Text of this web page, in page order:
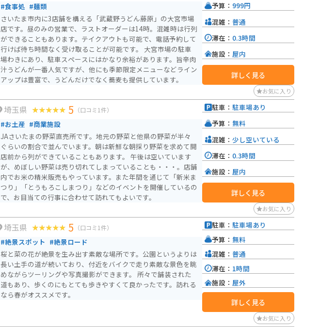
#食事処 #麺類
さいたま市内に3店舗を構える「武蔵野うどん藤原」の大宮市場
店です。昼のみの営業で、ラストオーダーは14時。混雑時は行列
ができることもあります。テイクアウトも可能で、電話予約して
行けば待ち時間なく受け取ることが可能です。 大宮市場の駐車
場わきにあり、駐車スペースにはかなり余裕があります。旨辛肉
汁うどんが一番人気ですが、他にも季節限定メニューなどライン
アップは豊富で、うどんだけでなく蕎麦も提供しています。
予算： 999円
混雑： 普通
滞在： 0.3時間
施設： 屋内
詳しく見る
お気に入り
埼玉県 5 （口コミ1件）
#お土産 #商業施設
JAさいたまの野菜直売所です。地元の野菜と他県の野菜が半々
ぐらいの割合で並んでいます。朝は新鮮な朝採り野菜を求めて開
店前から列ができていることもあります。 午後は空いています
が、めぼしい野菜は売り切れてしまっていることも・・・。店舗
内でお米の精米販売もやっています。また年間を通じて「新米ま
つり」「とうもろこしまつり」などのイベントを開催しているの
で、お目当ての行事に合わせて訪れてもよいです。
駐車： 駐車場あり
予算： 無料
混雑： 少し空いている
滞在： 0.3時間
施設： 屋内
詳しく見る
お気に入り
埼玉県 5 （口コミ1件）
#絶景スポット #絶景ロード
桜と菜の花が絶景を生み出す素敵な場所です。公園というよりは
長い土手の道が続いており、付近をバイクで走り素敵な景色を眺
めながらツーリングや写真撮影ができます。 所々で舗装された
道もあり、歩くのにもとても歩きやすくて良かったです。訪れる
なら春がオススメです。
駐車： 駐車場あり
予算： 無料
混雑： 普通
滞在： 1時間
施設： 屋外
詳しく見る
お気に入り